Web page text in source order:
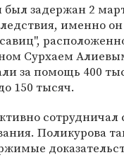
был задержан 2
именно
Сурхаем
за помощь 400
150 тысяч.
Поликурова